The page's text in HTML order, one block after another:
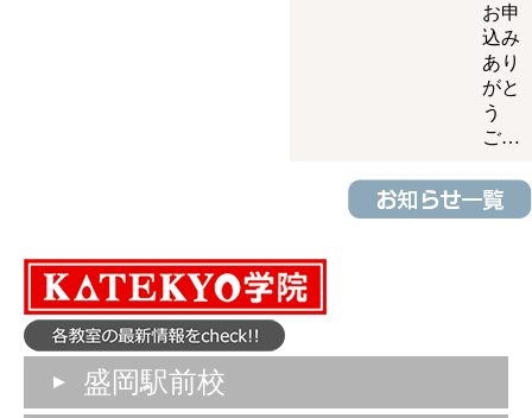
お申
込み
あり
がと
う
ご…
盛岡駅前校